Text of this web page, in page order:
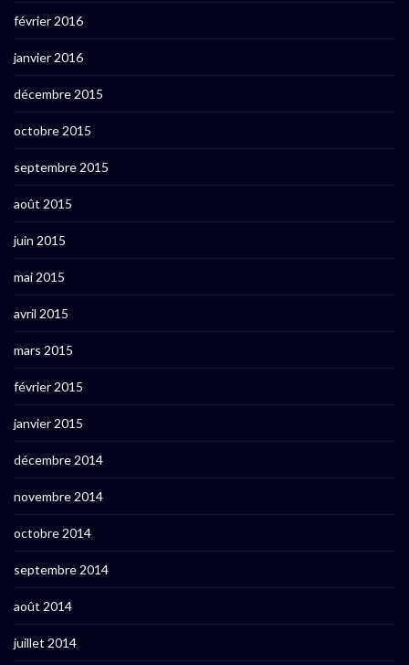
février 2016
janvier 2016
décembre 2015
octobre 2015
septembre 2015
août 2015
juin 2015
mai 2015
avril 2015
mars 2015
février 2015
janvier 2015
décembre 2014
novembre 2014
octobre 2014
septembre 2014
août 2014
juillet 2014